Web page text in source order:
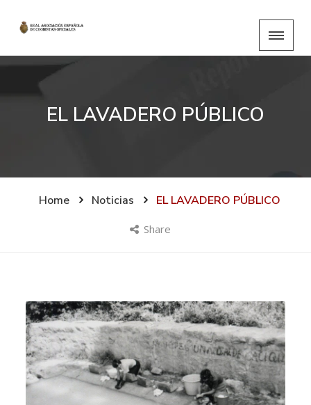
EL LAVADERO PÚBLICO
Home Noticias EL LAVADERO PÚBLICO
Share